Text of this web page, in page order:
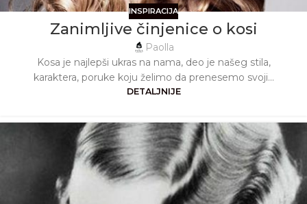
INSPIRACIJA
Zanimljive činjenice o kosi
Paolla
Kosa je najlepši ukras na nama, deo je našeg stila,
karaktera, poruke koju želimo da prenesemo svoji...
DETALJNIJE